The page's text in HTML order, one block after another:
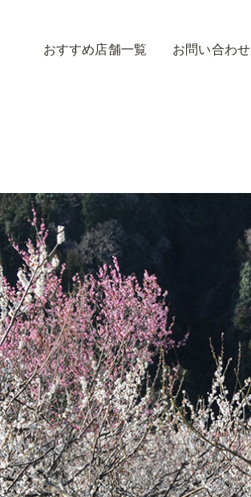
おすすめ店舗一覧 お問い合わせ